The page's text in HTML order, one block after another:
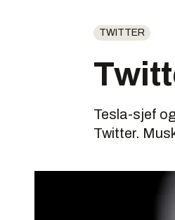
TWITTER
Tesla-sjef
Twitter.